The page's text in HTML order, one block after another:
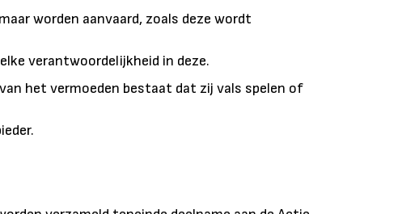
worden aanvaard, zoals deze wordt
verantwoordelijkheid in deze.
het vermoeden bestaat dat zij vals spelen of